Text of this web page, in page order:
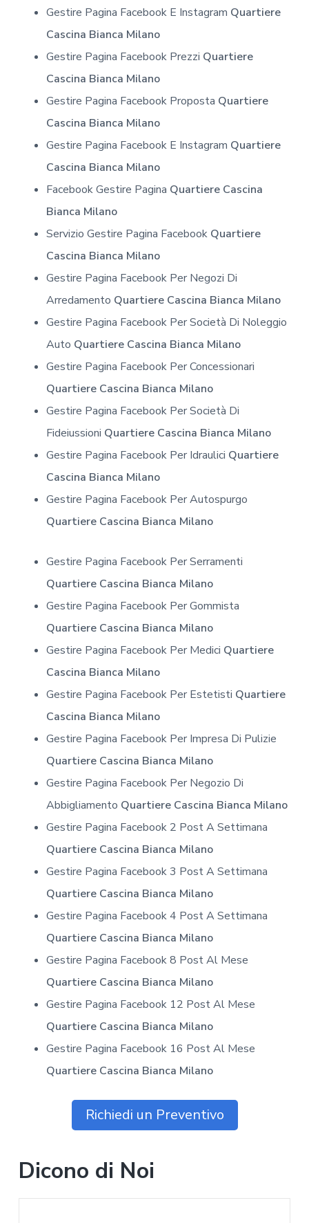
Gestire Pagina Facebook E Instagram Quartiere
Cascina Bianca Milano
Gestire Pagina Facebook Prezzi Quartiere
Cascina Bianca Milano
Gestire Pagina Facebook Proposta Quartiere
Cascina Bianca Milano
Gestire Pagina Facebook E Instagram Quartiere
Cascina Bianca Milano
Facebook Gestire Pagina Quartiere Cascina
Bianca Milano
Servizio Gestire Pagina Facebook Quartiere
Cascina Bianca Milano
Gestire Pagina Facebook Per Negozi Di
Arredamento Quartiere Cascina Bianca Milano
Gestire Pagina Facebook Per Società Di Noleggio
Auto Quartiere Cascina Bianca Milano
Gestire Pagina Facebook Per Concessionari
Quartiere Cascina Bianca Milano
Gestire Pagina Facebook Per Società Di
Fideiussioni Quartiere Cascina Bianca Milano
Gestire Pagina Facebook Per Idraulici Quartiere
Cascina Bianca Milano
Gestire Pagina Facebook Per Autospurgo
Quartiere Cascina Bianca Milano
Gestire Pagina Facebook Per Serramenti
Quartiere Cascina Bianca Milano
Gestire Pagina Facebook Per Gommista
Quartiere Cascina Bianca Milano
Gestire Pagina Facebook Per Medici Quartiere
Cascina Bianca Milano
Gestire Pagina Facebook Per Estetisti Quartiere
Cascina Bianca Milano
Gestire Pagina Facebook Per Impresa Di Pulizie
Quartiere Cascina Bianca Milano
Gestire Pagina Facebook Per Negozio Di
Abbigliamento Quartiere Cascina Bianca Milano
Gestire Pagina Facebook 2 Post A Settimana
Quartiere Cascina Bianca Milano
Gestire Pagina Facebook 3 Post A Settimana
Quartiere Cascina Bianca Milano
Gestire Pagina Facebook 4 Post A Settimana
Quartiere Cascina Bianca Milano
Gestire Pagina Facebook 8 Post Al Mese
Quartiere Cascina Bianca Milano
Gestire Pagina Facebook 12 Post Al Mese
Quartiere Cascina Bianca Milano
Gestire Pagina Facebook 16 Post Al Mese
Quartiere Cascina Bianca Milano
Richiedi un Preventivo
Dicono di Noi